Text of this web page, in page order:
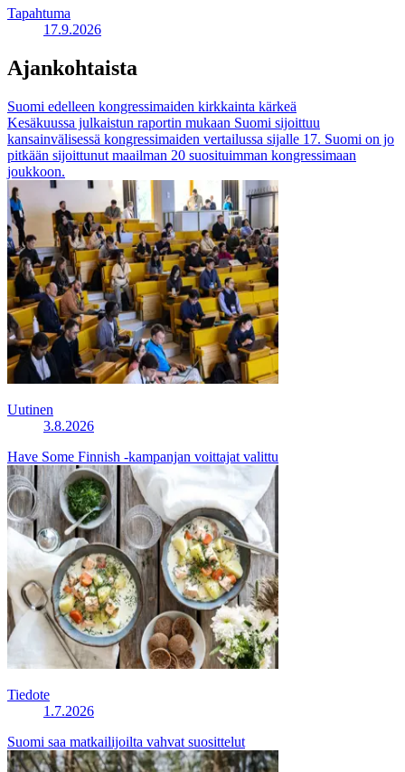
Tapahtuma
17.9.2026
Ajankohtaista
Suomi edelleen kongressimaiden kirkkainta kärkeä
Kesäkuussa julkaistun raportin mukaan Suomi sijoittuu
kansainvälisessä kongressimaiden vertailussa sijalle 17. Suomi on jo
pitkään sijoittunut maailman 20 suosituimman kongressimaan
joukkoon.
Uutinen
3.8.2026
Have Some Finnish -kampanjan voittajat valittu
Tiedote
1.7.2026
Suomi saa matkailijoilta vahvat suosittelut